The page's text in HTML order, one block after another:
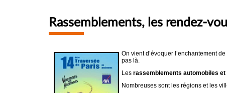
Rassemblements, les rendez-
On vient d’évoquer l’enchantement
pas là.
Les rassemblements automobiles et
Nombreuses sont les régions et les